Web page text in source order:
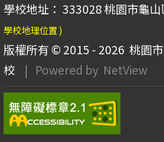
學校地址： 333028 桃園市龜
學校地理位置 )
版權所有 © 2015 - 2026 桃園
校
| Powered by NetView